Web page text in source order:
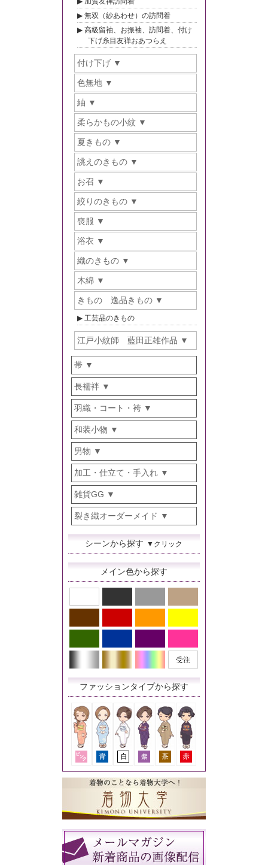
無双（紗あわせ）の訪問着
高級留袖、お振袖、訪問着、付け
下げ糸目友禅おあつらえ
付け下げ
色無地
紬
柔らかもの小紋
夏きもの
誂えのきもの
お召
絞りのきもの
喪服
浴衣
織のきもの
木綿
きもの 逸品きもの
工芸品のきもの
江戸小紋師 藍田正雄作品
帯
長襦袢
羽織・コート・袴
和装小物
男物
加工・仕立て・手入れ
雑貨GG
裂き織オーダーメイド
シーンから探す ▼クリック
メイン色から探す
ファッションタイプから探す